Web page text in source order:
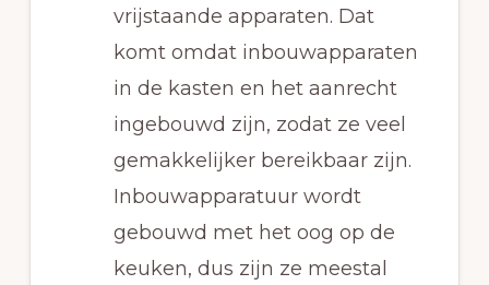
vrijstaande apparaten. Dat
komt omdat inbouwapparaten
in de kasten en het aanrecht
ingebouwd zijn, zodat ze veel
gemakkelijker bereikbaar zijn.
Inbouwapparatuur wordt
gebouwd met het oog op de
keuken, dus zijn ze meestal